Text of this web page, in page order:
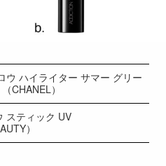
ウ ハイライター サマー グリー
CHANEL）
スティック UV
）